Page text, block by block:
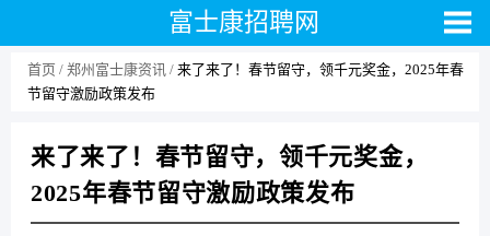
富士康招聘网
首页 郑州富士康资讯
来了来了！春节留守，领千元奖金，2025年春
节留守激励政策发布
来了来了！春节留守，领千元奖金，
2025年春节留守激励政策发布